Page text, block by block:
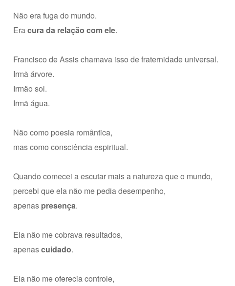
Não era fuga do mundo.
Eracura da relação com ele.
Francisco de Assis chamava isso de fraternidade universal.
Irmã árvore.
Irmão sol.
Irmã água.
Não como poesia romântica,
mas como consciência espiritual.
Quando comecei a escutar mais a natureza que o mundo,
percebi que ela não me pedia desempenho,
apenas presença.
Ela não me cobrava resultados,
apenascuidado.
Ela não me oferecia controle,